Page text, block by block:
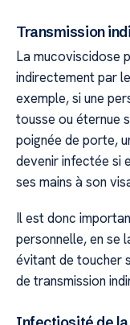
Transmission
La mucoviscidose
indirectement par
exemple, si une
tousse ou éternue
poignée de porte,
devenir infectée si
ses mains à son
Il est donc
personnelle, en se
évitant de toucher
de transmission